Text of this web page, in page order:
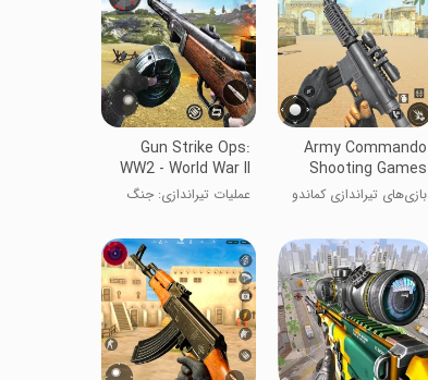
Army Commando
Shooting Games
بازی‌های تیراندازی کماندو
Gun Strike Ops:
WW2 - World War II
fps shooter
عملیات تیراندازی: جنگ
جنگ جهانی دوم